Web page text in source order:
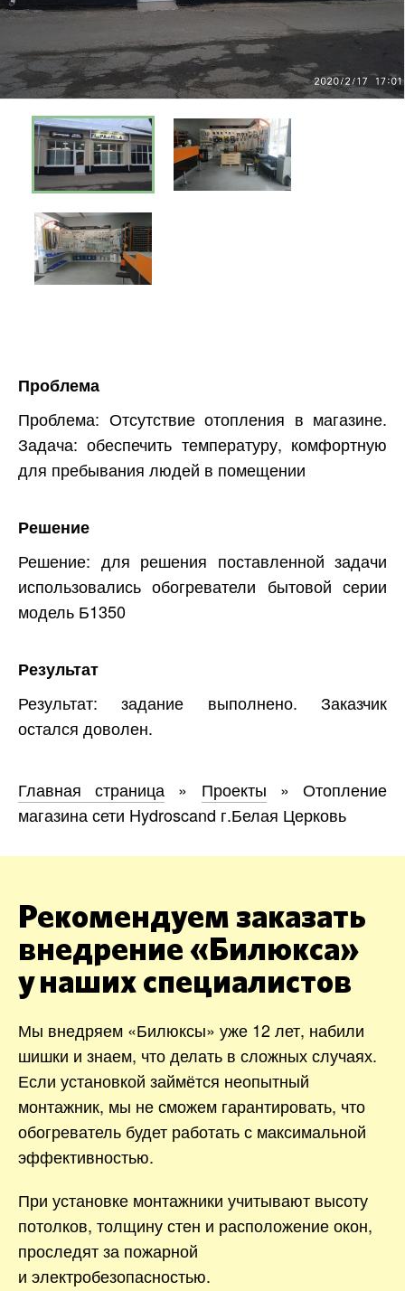
Проблема
Проблема: Отсутствие отопления в магазине.
Задача: обеспечить температуру, комфортную
для пребывания людей в помещении
Решение
Решение: для решения поставленной задачи
использовались обогреватели бытовой серии
модель Б1350
Результат
Результат: задание выполнено. Заказчик
остался доволен.
Главная страница » Проекты »Отопление
магазина сети Hydroscand г.Белая Церковь
Рекомендуем заказать
внедрение «Билюкса»
у наших специалистов
Мы внедряем «Билюксы» уже 12 лет, набили
шишки и знаем, что делать в сложных случаях.
Если установкой займётся неопытный
монтажник, мы не сможем гарантировать, что
обогреватель будет работать с максимальной
эффективностью.
При установке монтажники учитывают высоту
потолков, толщину стен и расположение окон,
проследят за пожарной
и электробезопасностью.